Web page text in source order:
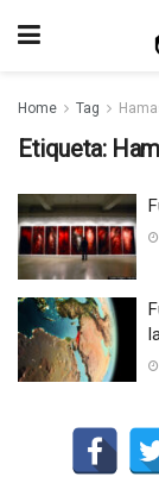
Home Tag
Etiqueta: